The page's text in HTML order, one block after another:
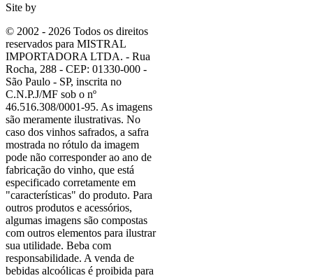
Site by
© 2002 - 2026 Todos os direitos
reservados para MISTRAL
IMPORTADORA LTDA. - Rua
Rocha, 288 - CEP: 01330-000 -
São Paulo - SP, inscrita no
C.N.P.J/MF sob o nº
46.516.308/0001-95. As imagens
são meramente ilustrativas. No
caso dos vinhos safrados, a safra
mostrada no rótulo da imagem
pode não corresponder ao ano de
fabricação do vinho, que está
especificado corretamente em
"características" do produto. Para
outros produtos e acessórios,
algumas imagens são compostas
com outros elementos para ilustrar
sua utilidade. Beba com
responsabilidade. A venda de
bebidas alcoólicas é proibida para